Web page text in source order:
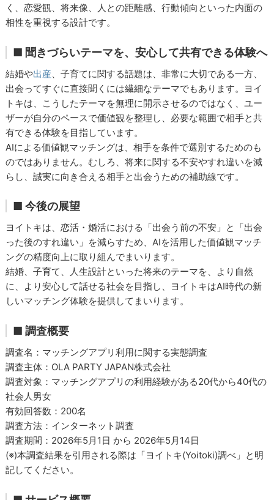
く、恋愛観、将来像、人との距離感、行動傾向といった内面の
相性を重視する設計です。
■ 聞きづらいテーマを、安心して共有できる体験へ
結婚や出産 、子育てに関する話題は、非常に大切である一方、
出会ってすぐに直接聞くには繊細なテーマでもあります。ヨイ
トキは、こうしたテーマを無理に開示させるのではなく、ユー
ザーが自分のペースで価値観を整理し、必要な範囲で相手と共
有できる体験を目指しています。
AIによる価値観マッチングは、相手を条件で選別するためのも
のではありません。むしろ、将来に関する不安やすれ違いを減
らし、誠実に向き合える相手と出会うための補助線です。
■ 今後の展望
ヨイトキは、恋活・婚活における「出会う前の不安」と「出会
った後のすれ違い」を減らすため、AIを活用した価値観マッチ
ングの精度向上に取り組んでまいります。
結婚、子育て、人生設計といった将来のテーマを、より自然
に、より安心して話せる社会を目指し、ヨイトキはAI時代の新
しいマッチング体験を提供してまいります。
■ 調査概要
調査名：マッチングアプリ利用に関する実態調査
調査主体：OLA PARTY JAPAN株式会社
調査対象：マッチングアプリの利用経験がある20代から40代の
社会人男女
有効回答数：200名
調査方法：インターネット調査
調査期間：2026年5月1日 から 2026年5月14日
(※)本調査結果を引用される際は「ヨイトキ(Yoitoki)調べ」と明
記してください。